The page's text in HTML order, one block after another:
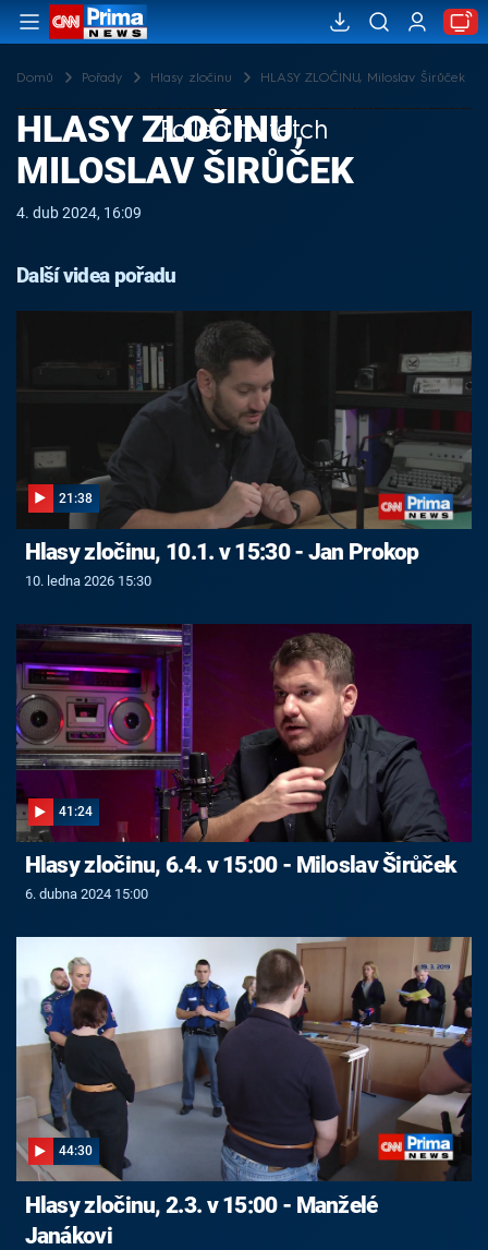
Domů Pořady Hlasy zločinu HLASY ZLOČINU, Miloslav Širůček
Failed to fetch
HLASY ZLOČINU,
MILOSLAV ŠIRŮČEK
4. dub 2024, 16:09
Další videa pořadu
21:38
Hlasy zločinu, 10.1. v 15:30 - Jan Prokop
10. ledna 2026 15:30
41:24
Hlasy zločinu, 6.4. v 15:00 - Miloslav Širůček
6. dubna 2024 15:00
44:30
Hlasy zločinu, 2.3. v 15:00 - Manželé
Janákovi